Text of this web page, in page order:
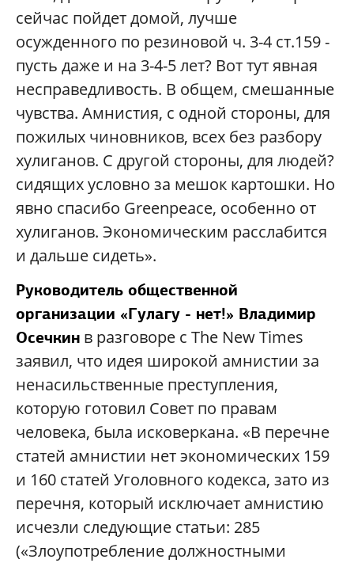
сейчас пойдет домой, лучше
осужденного по резиновой ч. 3-4 ст.159 -
пусть даже и на 3-4-5 лет? Вот тут явная
несправедливость. В общем, смешанные
чувства. Амнистия, с одной стороны, для
пожилых чиновников, всех без разбору
хулиганов. С другой стороны, для людей?
сидящих условно за мешок картошки. Но
явно спасибо Greenpeace, особенно от
хулиганов. Экономическим расслабится
и дальше сидеть».
Руководитель общественной
организации «Гулагу - нет!» Владимир
Осечкин в разговоре с The New Times
заявил, что идея широкой амнистии за
ненасильственные преступления,
которую готовил Совет по правам
человека, была исковеркана. «В перечне
статей амнистии нет экономических 159
и 160 статей Уголовного кодекса, зато из
перечня, который исключает амнистию
исчезли следующие статьи: 285
(«Злоупотребление должностными